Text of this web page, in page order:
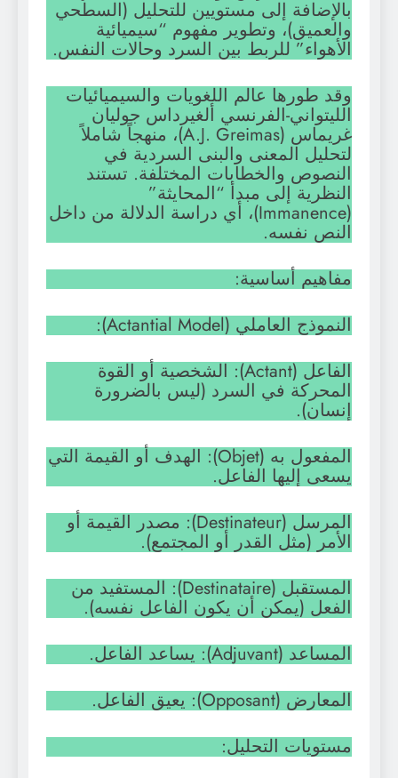
بالإضافة إلى مستويين للتحليل (السطحي
والعميق)، وتطوير مفهوم “سيميائية
الأهواء” للربط بين السرد وحالات النفس.
وقد طورها عالم اللغويات والسيميائيات
الليتواني-الفرنسي ألغيرداس جوليان
غريماس (A.J. Greimas)، منهجاً شاملاً
لتحليل المعنى والبنى السردية في
النصوص والخطابات المختلفة. تستند
النظرية إلى مبدأ “المحايثة”
(Immanence)، أي دراسة الدلالة من داخل
النص نفسه.
مفاهيم أساسية:
النموذج العاملي (Actantial Model):
الفاعل (Actant): الشخصية أو القوة
المحركة في السرد (ليس بالضرورة
إنسان).
المفعول به (Objet): الهدف أو القيمة التي
يسعى إليها الفاعل.
المرسل (Destinateur): مصدر القيمة أو
الأمر (مثل القدر أو المجتمع).
المستقبل (Destinataire): المستفيد من
الفعل (يمكن أن يكون الفاعل نفسه).
المساعد (Adjuvant): يساعد الفاعل.
المعارض (Opposant): يعيق الفاعل.
مستويات التحليل: